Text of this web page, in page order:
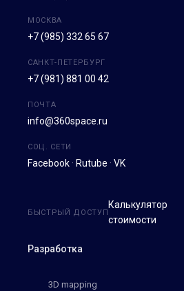
МОСКВА
+7 (985) 332 65 67
САНКТ-ПЕТЕРБУРГ
+7 (981) 881 00 42
ПОЧТА
info@360space.ru
СОЦ. СЕТИ
Facebook · Rutube · VK
Разработка
3D mapping
БЫСТРЫЙ ДОСТУП
Калькулятор
стоимости